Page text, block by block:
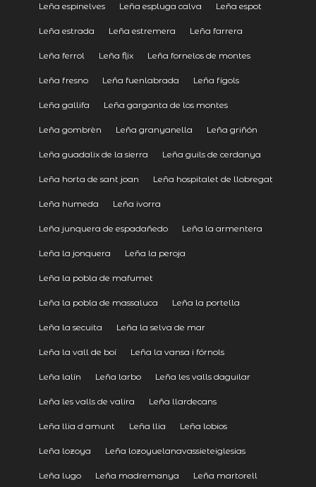
Leña espinelves Leña espluga calva Leña espot
Leña estrada Leña estremera Leña farrera
Leña ferrol Leña flix Leña fornelos de montes
Leña fresno Leña fuenlabrada Leña fígols
Leña gallifa Leña garganta de los montes
Leña gombrèn Leña granyanella Leña griñón
Leña guadalix de la sierra Leña guils de cerdanya
Leña horta de sant joan Leña hospitalet de llobregat
Leña humeda Leña ivorra
Leña junquera de espadañedo Leña la armentera
Leña la jonquera Leña la peroja
Leña la pobla de mafumet
Leña la pobla de massaluca Leña la portella
Leña la secuita Leña la selva de mar
Leña la vall de boí Leña la vansa i fórnols
Leña lalín Leña larbo Leña les valls daguilar
Leña les valls de valira Leña llardecans
Leña llia d amunt Leña llia Leña lobios
Leña lozoya Leña lozoyuelanavassieteiglesias
Leña lugo Leña madremanya Leña martorell